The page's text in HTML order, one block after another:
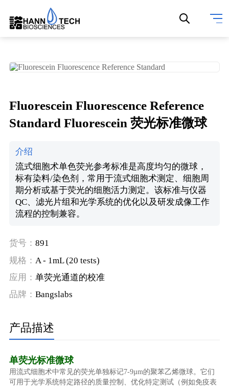
Fluorescein Fluorescence Reference
Standard Fluorescein 荧光标准微球
介绍
流式细胞术单色荧光参考标准是高度均匀的微球，
标有染料/染色剂，常用于流式细胞术测定、细胞周
期分析或基于荧光的细胞活力测定。该标准与仪器
QC、滤光片组和光学系统的优化以及研发成像工作
流程的控制兼容。
货号： 891
规格： A - 1mL (20 tests)
应用： 单荧光通道的校准
品牌： Bangslabs
产品描述
单荧光标准微球
用流式细胞术中常见的荧光单独标记7-9µm的聚苯乙烯微球。它们
可用于光学系统特定路径的质量控制、优化特定测试（例如免疫表